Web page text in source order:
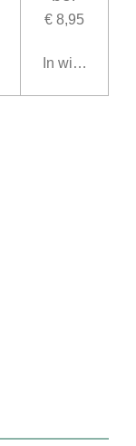
€ 8,95
In